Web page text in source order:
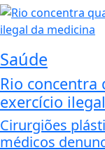
Saúde
Rio concentra
exercício
Cirurgiões
médicos